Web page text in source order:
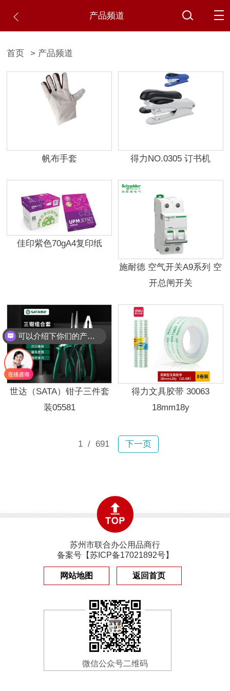
产品频道
首页 > 产品频道
帆布手套 得力NO.0305 订书机
佳印紫色70gA4复印纸
施耐德 空气开关A9系列 空
开总闸开关
世达（SATA）钳子三件套
装05581
得力文具胶带 30063
18mm18y
1/ 691 下一页
苏州市联合办公用品商行
备案号【苏ICP备17021892号】
网站地图 返回首页
微信公众号二维码
可以介绍下你们的产品么？